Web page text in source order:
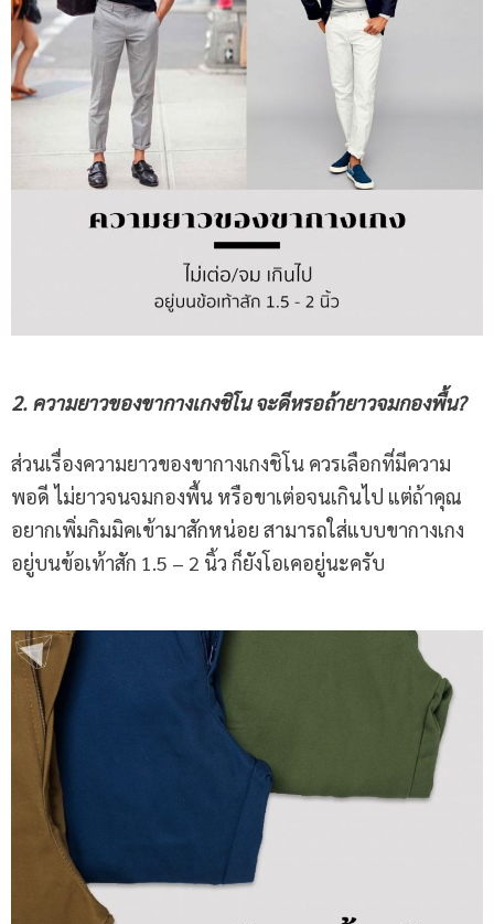
2. ความยาวของขากางเกงชิโน จะดีหรอถ้ายาวจมกองพื้น?
ส่วนเรื่องความยาวของขากางเกงชิโน ควรเลือกที่มีความ
พอดี ไม่ยาวจนจมกองพื้น หรือขาเต่อจนเกินไป แต่ถ้าคุณ
อยากเพิ่มกิมมิคเข้ามาสักหน่อย สามารถใส่แบบขากางเกง
อยู่บนข้อเท้าสัก 1.5 – 2 นิ้ว ก็ยังโอเคอยู่นะครับ